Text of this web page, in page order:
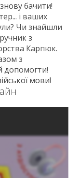
бачити!
і ваших
Чи знайшли
з
Карпюк.
з
допомогти!
мови!